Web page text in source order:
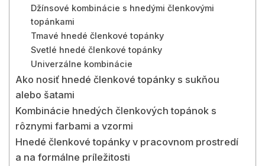
Džínsové kombinácie s hnedými členkovými
topánkami
Tmavé hnedé členkové topánky
Svetlé hnedé členkové topánky
Univerzálne kombinácie
Ako nosiť hnedé členkové topánky s sukňou
alebo šatami
Kombinácie hnedých členkových topánok s
rôznymi farbami a vzormi
Hnedé členkové topánky v pracovnom prostredí
a na formálne príležitosti